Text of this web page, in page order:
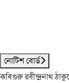
নোটিশ বোর্ড
কবিগুরু রবীন্দ্রনাথ